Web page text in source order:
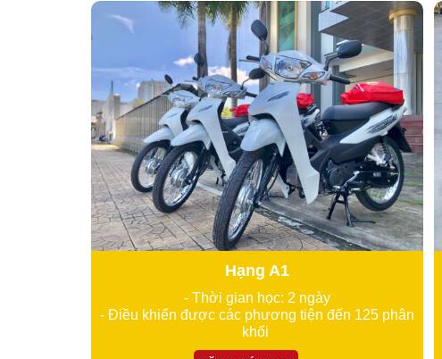
Hạng A1
- Thời gian học: 2 ngày
- Điều khiển được các phương tiện đến 125 phân
khối